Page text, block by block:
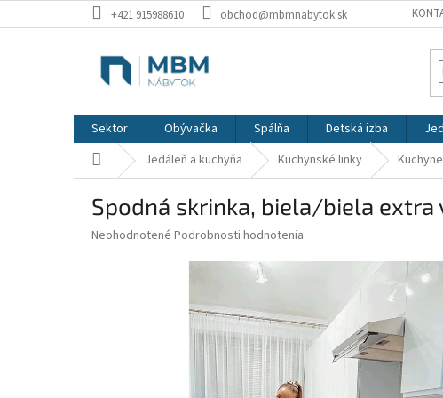
na
+421 915988610 obchod@mbmnabytok.sk
Sektor Obývačka Spálňa Detská izba
Domov Jedáleň a kuchyňa Kuchynské linky
Spodná skrinka, biela/biela extra
Priemerné
Neohodnotené Podrobnosti hodnotenia